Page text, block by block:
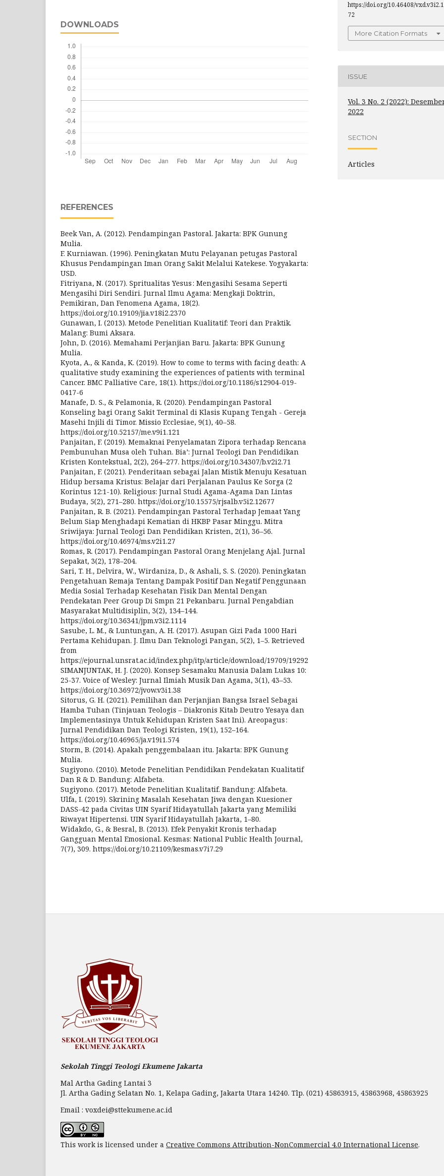
DOWNLOADS
REFERENCES
Beek Van, A. (2012). Pendampingan Pastoral. Jakarta: BPK Gunung
Mulia.
F. Kurniawan. (1996). Peningkatan Mutu Pelayanan petugas Pastoral
Khusus Pendampingan Iman Orang Sakit Melalui Katekese. Yogyakarta:
USD.
Fitriyana, N. (2017). Spritualitas Yesus : Mengasihi Sesama Seperti
Mengasihi Diri Sendiri. Jurnal Ilmu Agama: Mengkaji Doktrin,
Pemikiran, Dan Fenomena Agama, 18(2).
https://doi.org/10.19109/jia.v18i2.2370
Gunawan, I. (2013). Metode Penelitian Kualitatif: Teori dan Praktik.
Malang: Bumi Aksara.
John, D. (2016). Memahami Perjanjian Baru. Jakarta: BPK Gunung
Mulia.
Kyota, A., & Kanda, K. (2019). How to come to terms with facing death: A
qualitative study examining the experiences of patients with terminal
Cancer. BMC Palliative Care, 18(1). https://doi.org/10.1186/s12904-019-
0417-6
Manafe, D. S., & Pelamonia, R. (2020). Pendampingan Pastoral
Konseling bagi Orang Sakit Terminal di Klasis Kupang Tengah - Gereja
Masehi Injili di Timor. Missio Ecclesiae, 9(1), 40–58.
https://doi.org/10.52157/me.v9i1.121
Panjaitan, F. (2019). Memaknai Penyelamatan Zipora terhadap Rencana
Pembunuhan Musa oleh Tuhan. Bia’: Jurnal Teologi Dan Pendidikan
Kristen Kontekstual, 2(2), 264–277. https://doi.org/10.34307/b.v2i2.71
Panjaitan, F. (2021). Penderitaan sebagai Jalan Mistik Menuju Kesatuan
Hidup bersama Kristus: Belajar dari Perjalanan Paulus Ke Sorga (2
Korintus 12:1-10). Religious: Jurnal Studi Agama-Agama Dan Lintas
Budaya, 5(2), 271–280. https://doi.org/10.15575/rjsalb.v5i2.12677
Panjaitan, R. B. (2021). Pendampingan Pastoral Terhadap Jemaat Yang
Belum Siap Menghadapi Kematian di HKBP Pasar Minggu. Mitra
Sriwijaya: Jurnal Teologi Dan Pendidikan Kristen, 2(1), 36–56.
https://doi.org/10.46974/ms.v2i1.27
Romas, R. (2017). Pendampingan Pastoral Orang Menjelang Ajal. Jurnal
Sepakat, 3(2), 178–204.
Sari, T. H., Delvira, W., Wirdaniza, D., & Ashali, S. S. (2020). Peningkatan
Pengetahuan Remaja Tentang Dampak Positif Dan Negatif Penggunaan
Media Sosial Terhadap Kesehatan Fisik Dan Mental Dengan
Pendekatan Peer Group Di Smpn 21 Pekanbaru. Jurnal Pengabdian
Masyarakat Multidisiplin, 3(2), 134–144.
https://doi.org/10.36341/jpm.v3i2.1114
Sasube, L. M., & Luntungan, A. H. (2017). Asupan Gizi Pada 1000 Hari
Pertama Kehidupan. J. Ilmu Dan Teknologi Pangan, 5(2), 1–5. Retrieved
from
https://ejournal.unsrat.ac.id/index.php/itp/article/download/19709/19292
SIMANJUNTAK, H. J. (2020). Konsep Sesamaku Manusia Dalam Lukas 10:
25-37. Voice of Wesley: Jurnal Ilmiah Musik Dan Agama, 3(1), 43–53.
https://doi.org/10.36972/jvow.v3i1.38
Sitorus, G. H. (2021). Pemilihan dan Perjanjian Bangsa Israel Sebagai
Hamba Tuhan (Tinjauan Teologis – Diakronis Kitab Deutro Yesaya dan
Implementasinya Untuk Kehidupan Kristen Saat Ini). Areopagus :
Jurnal Pendidikan Dan Teologi Kristen, 19(1), 152–164.
https://doi.org/10.46965/ja.v19i1.574
Storm, B. (2014). Apakah penggembalaan itu. Jakarta: BPK Gunung
Mulia.
Sugiyono. (2010). Metode Penelitian Pendidikan Pendekatan Kualitatif
Dan R & D. Bandung: Alfabeta.
Sugiyono. (2017). Metode Penelitian Kualitatif. Bandung: Alfabeta.
Ulfa, I. (2019). Skrining Masalah Kesehatan Jiwa dengan Kuesioner
DASS-42 pada Civitas UIN Syarif Hidayatullah Jakarta yang Memiliki
Riwayat Hipertensi. UIN Syarif Hidayatullah Jakarta, 1–80.
Widakdo, G., & Besral, B. (2013). Efek Penyakit Kronis terhadap
Gangguan Mental Emosional. Kesmas: National Public Health Journal,
7(7), 309. https://doi.org/10.21109/kesmas.v7i7.29
https://doi.org/10.46408/vxd.v3i2.1
72
More Citation Formats
ISSUE
Vol. 3 No. 2 (2022):
2022
SECTION
Articles
Sekolah Tinggi Teologi Ekumene Jakarta
Mal Artha Gading Lantai 3
Jl. Artha Gading Selatan No. 1, Kelapa Gading, Jakarta Utara 14240. Tlp. (021) 45863915, 45863968, 45863925
Email : voxdei@sttekumene.ac.id
This work is licensed under a Creative Commons Attribution-NonCommercial 4.0 International License.